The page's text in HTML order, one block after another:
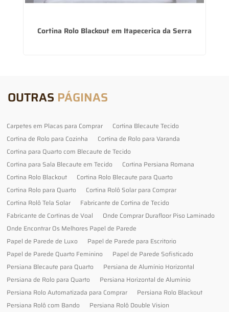
Cortina Rolo Blackout em Itapecerica da Serra
OUTRAS PÁGINAS
Carpetes em Placas para Comprar
Cortina Blecaute Tecido
Cortina de Rolo para Cozinha
Cortina de Rolo para Varanda
Cortina para Quarto com Blecaute de Tecido
Cortina para Sala Blecaute em Tecido
Cortina Persiana Romana
Cortina Rolo Blackout
Cortina Rolo Blecaute para Quarto
Cortina Rolo para Quarto
Cortina Rolô Solar para Comprar
Cortina Rolô Tela Solar
Fabricante de Cortina de Tecido
Fabricante de Cortinas de Voal
Onde Comprar Durafloor Piso Laminado
Onde Encontrar Os Melhores Papel de Parede
Papel de Parede de Luxo
Papel de Parede para Escritorio
Papel de Parede Quarto Feminino
Papel de Parede Sofisticado
Persiana Blecaute para Quarto
Persiana de Alumínio Horizontal
Persiana de Rolo para Quarto
Persiana Horizontal de Alumínio
Persiana Rolo Automatizada para Comprar
Persiana Rolo Blackout
Persiana Rolô com Bando
Persiana Rolô Double Vision